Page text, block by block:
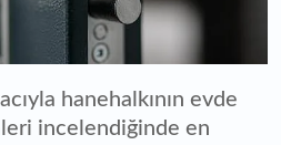
hanehalkının evde
incelendiğinde en